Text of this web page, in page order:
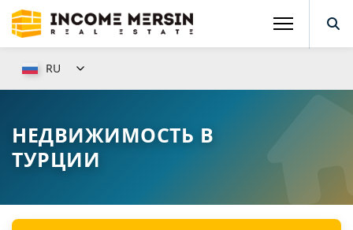
RU
НЕДВИЖИМОСТЬ В
ТУРЦИИ